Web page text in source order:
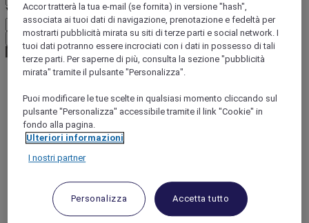
Valuta
Confermare la valuta
World
Asia
Japan
Tokyo
Accor tratterà la tua e-mail (se fornita) in versione "hash",
associata ai tuoi dati di navigazione, prenotazione e fedeltà per
mostrarti pubblicità mirata su siti di terze parti e social network. I
tuoi dati potranno essere incrociati con i dati in possesso di tali
terze parti. Per saperne di più, consulta la sezione "pubblicità
mirata" tramite il pulsante "Personalizza".
Puoi modificare le tue scelte in qualsiasi momento cliccando sul
pulsante "Personalizza" accessibile tramite il link "Cookie" in
fondo alla pagina.
Ulteriori informazioni
I nostri partner
Personalizza Accetta tutto